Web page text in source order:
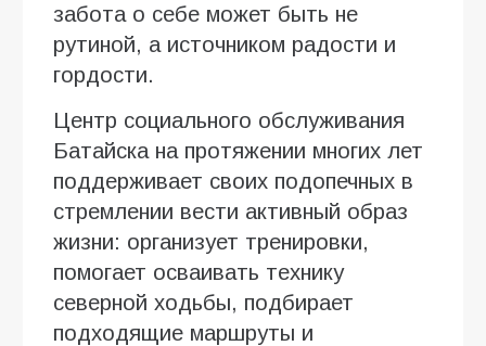
забота о себе может быть не
рутиной, а источником радости и
гордости.
Центр социального обслуживания
Батайска на протяжении многих лет
поддерживает своих подопечных в
стремлении вести активный образ
жизни: организует тренировки,
помогает осваивать технику
северной ходьбы, подбирает
подходящие маршруты и